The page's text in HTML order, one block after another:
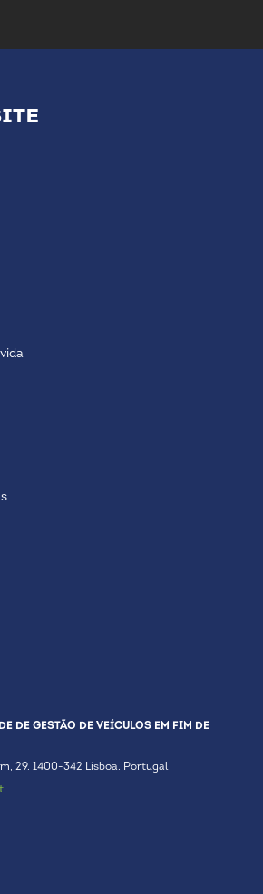
DE GESTÃO DE VEÍCULOS EM FIM DE
29. 1400-342 Lisboa. Portugal